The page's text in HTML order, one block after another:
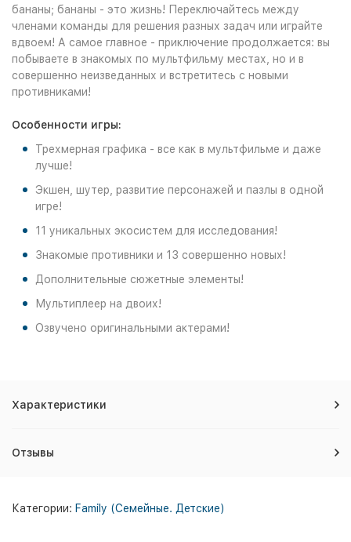
бананы; бананы - это жизнь! Переключайтесь между
членами команды для решения разных задач или играйте
вдвоем! А самое главное - приключение продолжается: вы
побываете в знакомых по мультфильму местах, но и в
совершенно неизведанных и встретитесь с новыми
противниками!
Особенности игры:
Трехмерная графика - все как в мультфильме и даже
лучше!
Экшен, шутер, развитие персонажей и пазлы в одной
игре!
11 уникальных экосистем для исследования!
Знакомые противники и 13 совершенно новых!
Дополнительные сюжетные элементы!
Мультиплеер на двоих!
Озвучено оригинальными актерами!
Характеристики
Отзывы
Категории: Family (Семейные. Детские)